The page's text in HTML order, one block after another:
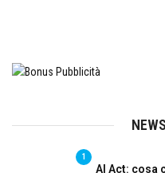
1
AI Act: cosa